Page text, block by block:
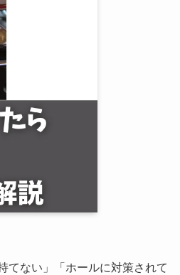
てない」「ホールに対策されて